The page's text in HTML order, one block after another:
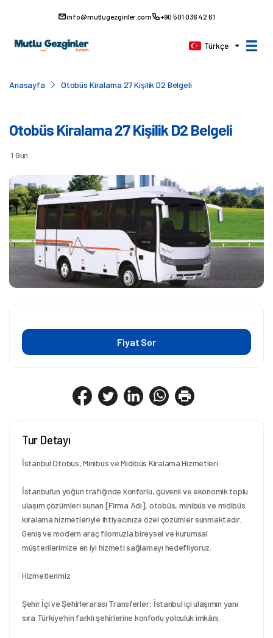
info@mutlugezginler.com +90 501 036 42 61
Türkçe
Anasayfa Otobüs Kiralama 27 Kişilik D2 Belgeli
Otobüs Kiralama 27 Kişilik D2 Belgeli
1 Gün
Tur Detayı
İstanbul Otobüs, Minibüs ve Midibüs Kiralama Hizmetleri
İstanbul’un yoğun trafiğinde konforlu, güvenli ve ekonomik toplu
ulaşım çözümleri sunan [Firma Adı], otobüs, minibüs ve midibüs
kiralama hizmetleriyle ihtiyacınıza özel çözümler sunmaktadır.
Geniş ve modern araç filomuzla bireysel ve kurumsal
müşterilerimize en iyi hizmeti sağlamayı hedefliyoruz.
Hizmetlerimiz
Şehir İçi ve Şehirlerarası Transferler: İstanbul içi ulaşımın yanı
sıra Türkiye’nin farklı şehirlerine konforlu yolculuk imkânı.
Fiyat Sor